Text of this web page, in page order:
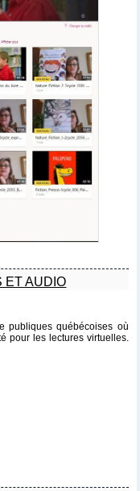
ET AUDIO
publiques québécoises où
pour les lectures virtuelles.